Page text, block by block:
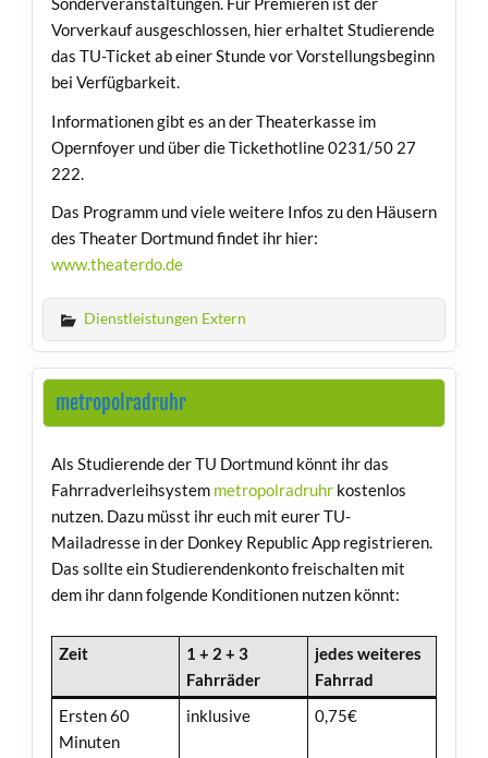
Vorverkauf ausgeschlossen, hier erhaltet Studierende
das TU-Ticket ab einer Stunde vor Vorstellungsbeginn
bei Verfügbarkeit.
Informationen gibt es an der Theaterkasse im
Opernfoyer und über die Tickethotline 0231/50 27
222.
Das Programm und viele weitere Infos zu den Häusern
des Theater Dortmund findet ihr hier:
www.theaterdo.de
Dienstleistungen Extern
metropolradruhr
Als Studierende der TU Dortmund könnt ihr das
Fahrradverleihsystem metropolradruhr kostenlos
nutzen. Dazu müsst ihr euch mit eurer TU-
Mailadresse in der Donkey Republic App registrieren.
Das sollte ein Studierendenkonto freischalten mit
dem ihr dann folgende Konditionen nutzen könnt:
Zeit
1 + 2 + 3
Fahrräder
jedes weiteres
Fahrrad
Ersten 60
Minuten
inklusive 0,75€